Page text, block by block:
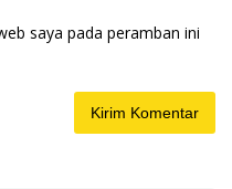
saya pada peramban ini